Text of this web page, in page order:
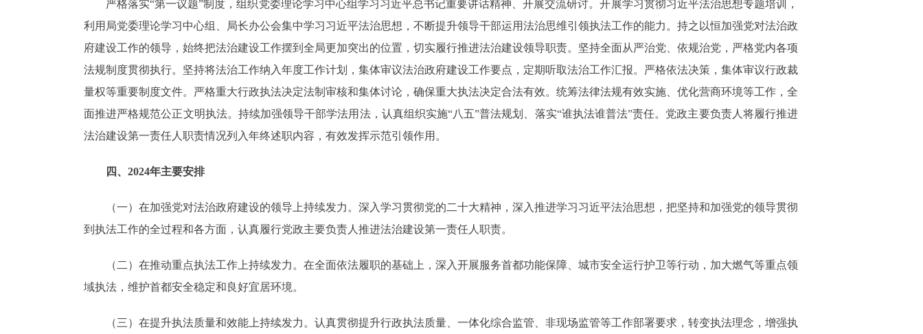
严格落实“第一议题”制度，组织党委理论学习中心组学习习近平总书记重要讲话精神、开展交流研讨。开展学习贯彻习近平法治思想专题培训，
利用局党委理论学习中心组、局长办公会集中学习习近平法治思想，不断提升领导干部运用法治思维引领执法工作的能力。持之以恒加强党对法治政
府建设工作的领导，始终把法治建设工作摆到全局更加突出的位置，切实履行推进法治建设领导职责。坚持全面从严治党、依规治党，严格党内各项
法规制度贯彻执行。坚持将法治工作纳入年度工作计划，集体审议法治政府建设工作要点，定期听取法治工作汇报。严格依法决策，集体审议行政裁
量权等重要制度文件。严格重大行政执法决定法制审核和集体讨论，确保重大执法决定合法有效。统筹法律法规有效实施、优化营商环境等工作，全
面推进严格规范公正文明执法。持续加强领导干部学法用法，认真组织实施“八五”普法规划、落实“谁执法谁普法”责任。党政主要负责人将履行推进
法治建设第一责任人职责情况列入年终述职内容，有效发挥示范引领作用。
四、2024年主要安排
（一）在加强党对法治政府建设的领导上持续发力。深入学习贯彻党的二十大精神，深入推进学习习近平法治思想，把坚持和加强党的领导贯彻
到执法工作的全过程和各方面，认真履行党政主要负责人推进法治建设第一责任人职责。
（二）在推动重点执法工作上持续发力。在全面依法履职的基础上，深入开展服务首都功能保障、城市安全运行护卫等行动，加大燃气等重点领
域执法，维护首都安全稳定和良好宜居环境。
（三）在提升执法质量和效能上持续发力。认真贯彻提升行政执法质量、一体化综合监管、非现场监管等工作部署要求，转变执法理念，增强执